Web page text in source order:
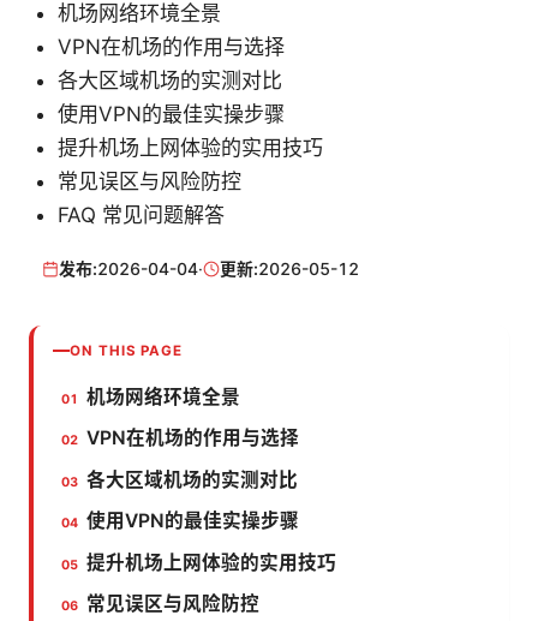
机场网络环境全景
VPN在机场的作用与选择
各大区域机场的实测对比
使用VPN的最佳实操步骤
提升机场上网体验的实用技巧
常见误区与风险防控
FAQ 常见问题解答
发布:2026-04-04· 更新:2026-05-12
ON THIS PAGE
机场网络环境全景
VPN在机场的作用与选择
各大区域机场的实测对比
使用VPN的最佳实操步骤
提升机场上网体验的实用技巧
常见误区与风险防控